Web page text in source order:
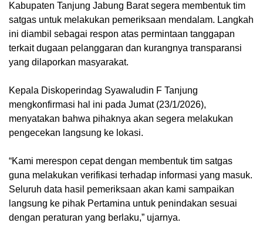
Kabupaten Tanjung Jabung Barat segera membentuk tim
satgas untuk melakukan pemeriksaan mendalam. Langkah
ini diambil sebagai respon atas permintaan tanggapan
terkait dugaan pelanggaran dan kurangnya transparansi
yang dilaporkan masyarakat.
Kepala Diskoperindag Syawaludin F Tanjung
mengkonfirmasi hal ini pada Jumat (23/1/2026),
menyatakan bahwa pihaknya akan segera melakukan
pengecekan langsung ke lokasi.
“Kami merespon cepat dengan membentuk tim satgas
guna melakukan verifikasi terhadap informasi yang masuk.
Seluruh data hasil pemeriksaan akan kami sampaikan
langsung ke pihak Pertamina untuk penindakan sesuai
dengan peraturan yang berlaku,” ujarnya.